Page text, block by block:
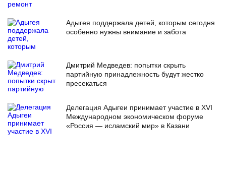
Адыгея поддержала детей, которым сегодня
особенно нужны внимание и забота
Дмитрий Медведев: попытки скрыть
партийную принадлежность будут жестко
пресекаться
Делегация Адыгеи принимает участие в XVI
Международном экономическом форуме
«Россия — исламский мир» в Казани